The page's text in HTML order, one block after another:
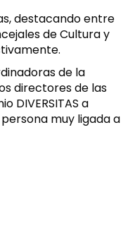
destacando entre
de Cultura y
de la
directores de las
DIVERSITAS a
muy ligada a